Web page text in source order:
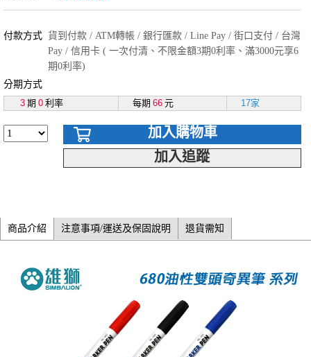
付款方式 貨到付款 / ATM轉帳 / 銀行匯款 / Line Pay / 街口支付 / 台灣
Pay / 信用卡 ( 一次付清、不限金額3期0利率、滿3000元享6
期0利率)
分期方式
3 期 0 利率 每期 66 元 17家
加入購物車
加入追蹤
商品介紹 注意事項/運送及保固說明 退貨需知